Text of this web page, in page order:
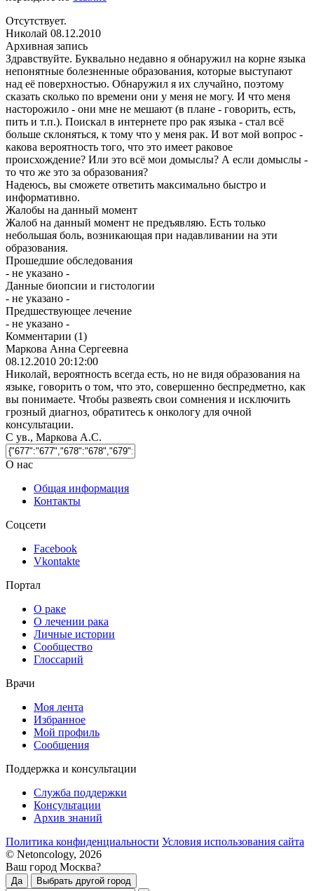
Отсутствует.
Николай 08.12.2010
Архивная запись
Здравствуйте. Буквально недавно я обнаружил на корне языка
непонятные болезненные образования, которые выступают
над её поверхностью. Обнаружил я их случайно, поэтому
сказать сколько по времени они у меня не могу. И что меня
насторожило - они мне не мешают (в плане - говорить, есть,
пить и т.п.). Поискал в интернете про рак языка - стал всё
больше склоняться, к тому что у меня рак. И вот мой вопрос -
какова вероятность того, что это имеет раковое
происхождение? Или это всё мои домыслы? А если домыслы -
то что же это за образования?
Надеюсь, вы сможете ответить максимально быстро и
информативно.
Жалобы на данный момент
Жалоб на данный момент не предъявляю. Есть только
небольшая боль, возникающая при надавливании на эти
образования.
Прошедшие обследования
- не указано -
Данные биопсии и гистологии
- не указано -
Предшествующее лечение
- не указано -
Комментарии (1)
Маркова Анна Сергеевна
08.12.2010 20:12:00
Николай, вероятность всегда есть, но не видя образования на
языке, говорить о том, что это, совершенно беспредметно, как
вы понимаете. Чтобы развеять свои сомнения и исключить
грозный диагноз, обратитесь к онкологу для очной
консультации.
С ув., Маркова А.С.
О нас
Общая информация
Контакты
Соцсети
Facebook
Vkontakte
Портал
О раке
О лечении рака
Личные истории
Сообщество
Глоссарий
Врачи
Моя лента
Избранное
Мой профиль
Сообщения
Поддержка и консультации
Служба поддержки
Консультации
Архив знаний
Политика конфиденциальности Условия использования сайта
© Netoncology, 2026
Ваш город Москва?
Да Выбрать другой город